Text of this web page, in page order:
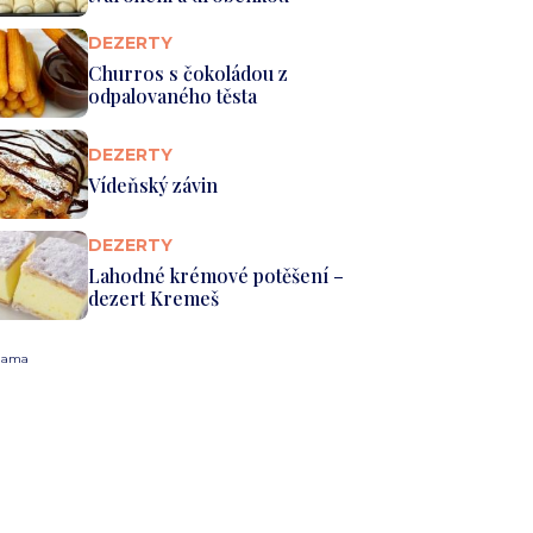
DEZERTY
Churros s čokoládou z
odpalovaného těsta
DEZERTY
Vídeňský závin
DEZERTY
Lahodné krémové potěšení –
dezert Kremeš